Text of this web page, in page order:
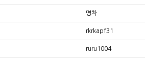
명차
rkrkapf31
ruru1004